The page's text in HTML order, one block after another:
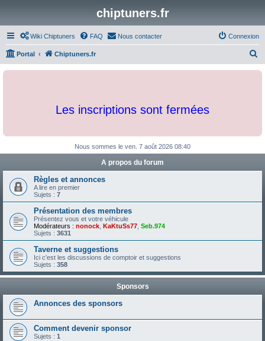
chiptuners.fr
Wiki Chiptuners FAQ Nous contacter Connexion
Portal Chiptuners.fr
c
h
Les inscriptions sont fermées
Nous sommes le ven. 7 août 2026 08:40
A propos du forum
Règles et annonces
A lire en premier
Sujets : 7
Présentation des membres
Présentez vous et votre véhicule
Modérateurs : nonock KaKtuSs77 Seb.974
Sujets : 3631
Taverne et suggestions
Ici c'est les discussions de comptoir et suggestions
Sujets : 358
Sponsors
Annonces des sponsors
Comment devenir sponsor
Sujets : 1